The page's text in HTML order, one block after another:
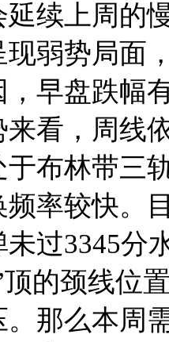
续上周的
弱势局面
早盘跌幅
看，周线
布林带三
率较快。
过3345分
顶的颈线位
那么本周